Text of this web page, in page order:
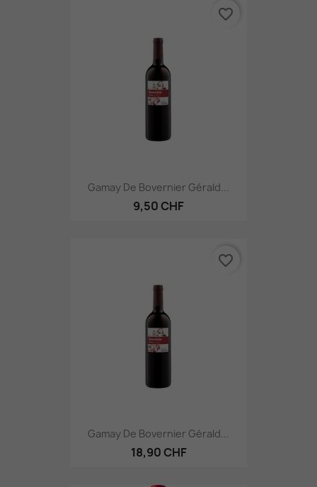
Gamay De Bovernier Gérald...
9,50 CHF
favorite_border
Gamay De Bovernier Gérald...
18,90 CHF
favorite_border